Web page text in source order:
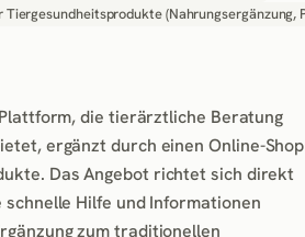
Tiergesundheitsprodukte (Nahrungsergänzung,
die tierärztliche Beratung
ergänzt durch einen Online-Shop
Das Angebot richtet sich direkt
Hilfe und Informationen
zum traditionellen